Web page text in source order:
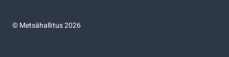
©Metsähallitus 2026